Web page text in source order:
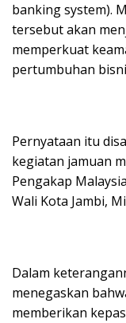
banking system).
tersebut akan
memperkuat
pertumbuhan
Pernyataan itu
kegiatan jamuan
Pengakap
Wali Kota Jambi,
Dalam
menegaskan
memberikan